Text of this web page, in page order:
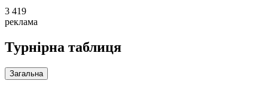
3 419
реклама
Турнірна таблиця
Загальна